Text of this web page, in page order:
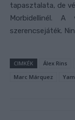
tapasztalata, de
Morbidellinél. A
szerencsejáték.
CIMKÉK Álex Rins
Marc Márquez